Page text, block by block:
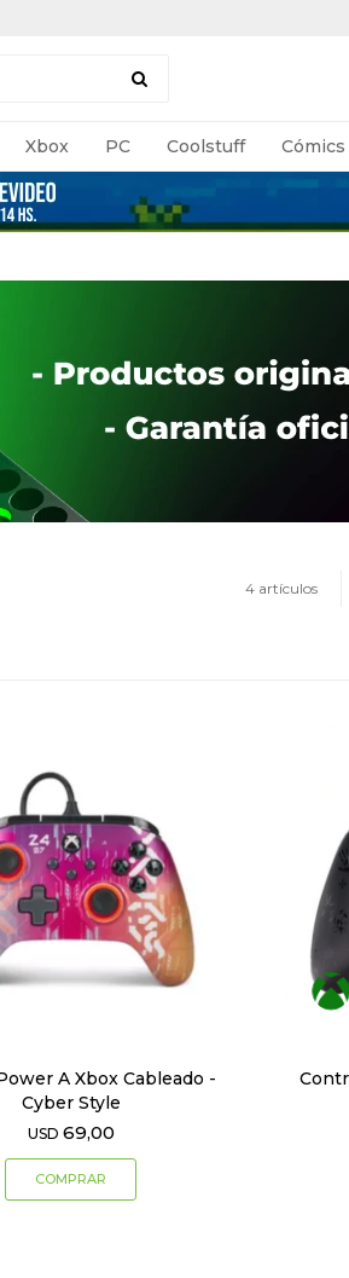
Xbox PC Coolstuff
4 artículos
A Xbox Cableado -
Cyber Style
USD 69,00